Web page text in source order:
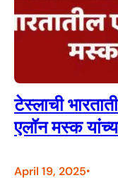
टेस्लाची
एलॉन मस्क
April 19, 2025•